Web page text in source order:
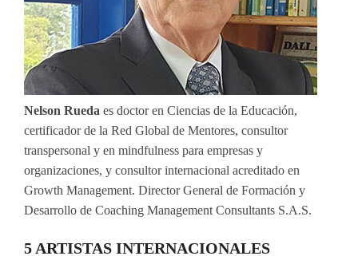
Nelson Rueda es doctor en Ciencias de la Educación,
certificador de la Red Global de Mentores, consultor
transpersonal y en mindfulness para empresas y
organizaciones, y consultor internacional acreditado en
Growth Management. Director General de Formación y
Desarrollo de Coaching Management Consultants S.A.S.
5 ARTISTAS INTERNACIONALES